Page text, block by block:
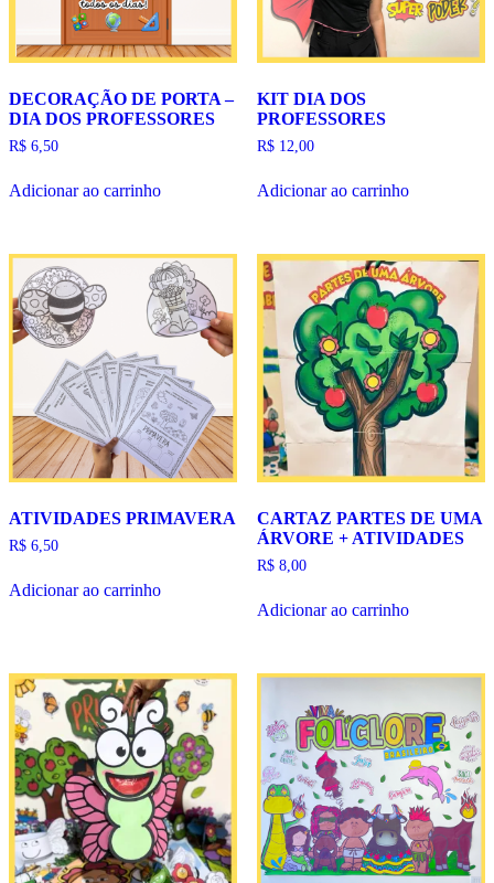
DECORAÇÃO DE PORTA –
DIA DOS PROFESSORES
R$ 6,50
Adicionar ao carrinho
KIT DIA DOS
PROFESSORES
R$12,00
Adicionar ao carrinho
ATIVIDADES PRIMAVERA
R$ 6,50
Adicionar ao carrinho
CARTAZ PARTES DE UMA
ÁRVORE + ATIVIDADES
R$8,00
Adicionar ao carrinho